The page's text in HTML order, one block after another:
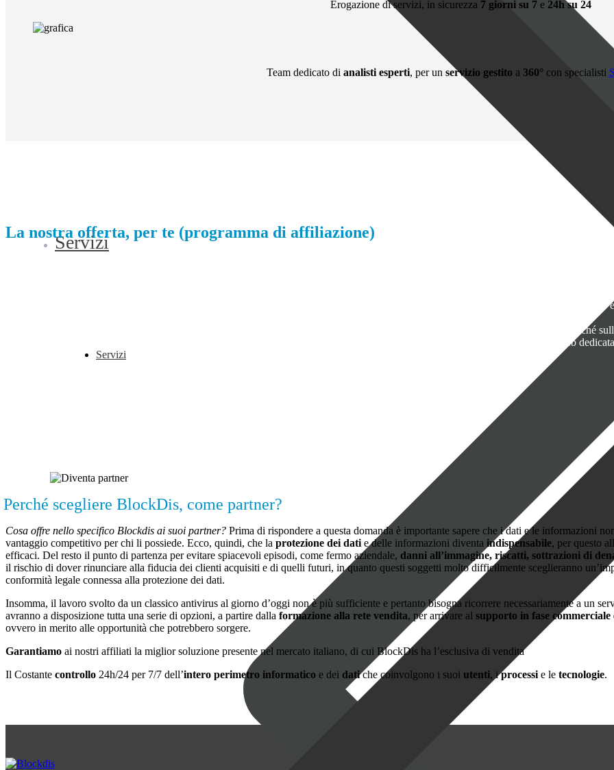
Servizi
Servizi
Erogazione di servizi, in sicurezza 7 giorni su 7e 24h su 24
Team dedicato di analisti esperti, per un servizio gestito a 360° con specialisti
La nostra offerta, per te (programma di affiliazione)
, viste le interessanti opportunità e i numerosi vantaggi.
, ovvero a un servizio di sicurezza unico che viene
, anche perché si può contare su un modello di business ricorsivo, sui contratti pluriennali, nonché
, subito per te il nostro Welcome Kit, una piattaforma web
Perché scegliere BlockDis, come partner?
Cosa offre nello specifico Blockdis ai suoi partner? Prima di rispondere a questa domanda è importante sapere che i dati e le informazioni
vantaggio competitivo per chi li possiede. Ecco, quindi, che la protezione dei dati e delle informazioni diventa indispensabile, per questo
efficaci. Del resto il punto di partenza per evitare spiacevoli episodi, come fermo aziendale, danni all’immagine, riscatti, sottrazioni di
il rischio di dover rinunciare alla fiducia dei clienti acquisiti e di quelli futuri, in quanto questi soggetti molto difficilmente sceglieranno
conformità legale connessa alla protezione dei dati.
Insomma, il lavoro svolto da un classico antivirus al giorno d’oggi non è più sufficiente e pertanto bisogna ricorrere necessariamente a un
avranno a disposizione tutta una serie di opzioni, a partire dalla formazione alla rete vendita, per arrivare al supporto in fase commerciale
ovvero in merito alle opportunità che potrebbero sorgere.
Garantiamo ai nostri affiliati la miglior soluzione presente nel mercato italiano, di cui BlockDis ha l’esclusiva di vendita
Il Costante controllo 24h/24 per 7/7 dell’intero perimetro informatico e dei datiche coinvolgono i suoi utenti, iprocessi e le tecnologie.